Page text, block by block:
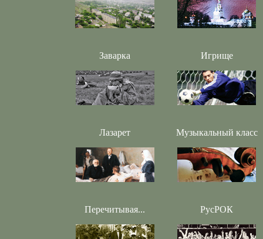
Заварка Игрище
Лазарет Музыкальный класс
Перечитывая... РусРОК